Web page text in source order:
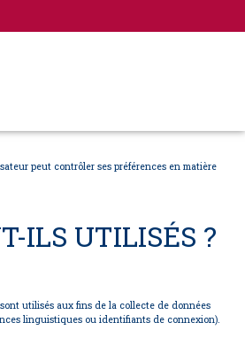
peut contrôler ses préférences en matière
ILS UTILISÉS ?
utilisés aux fins de la collecte de données
linguistiques ou identifiants de connexion).